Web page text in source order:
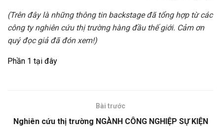
(Trên đây là những thông tin backstage đã tổng hợp từ các
công ty nghiên cứu thị trường hàng đầu thế giới. Cảm ơn
quý đọc giả đã đón xem!)
Phần 1 tại đây
Bài trước
Nghiên cứu thị trường NGÀNH CÔNG NGHIỆP SỰ KIỆN